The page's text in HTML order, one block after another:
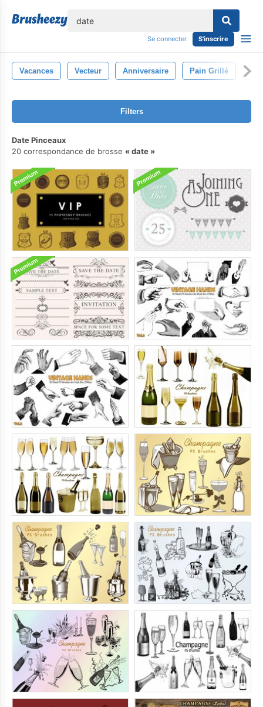
Se connecter S'inscrire
Vacances Vecteur Anniversaire Pain Grillé
Filters
Date Pinceaux
20 correspondance de brosse
date